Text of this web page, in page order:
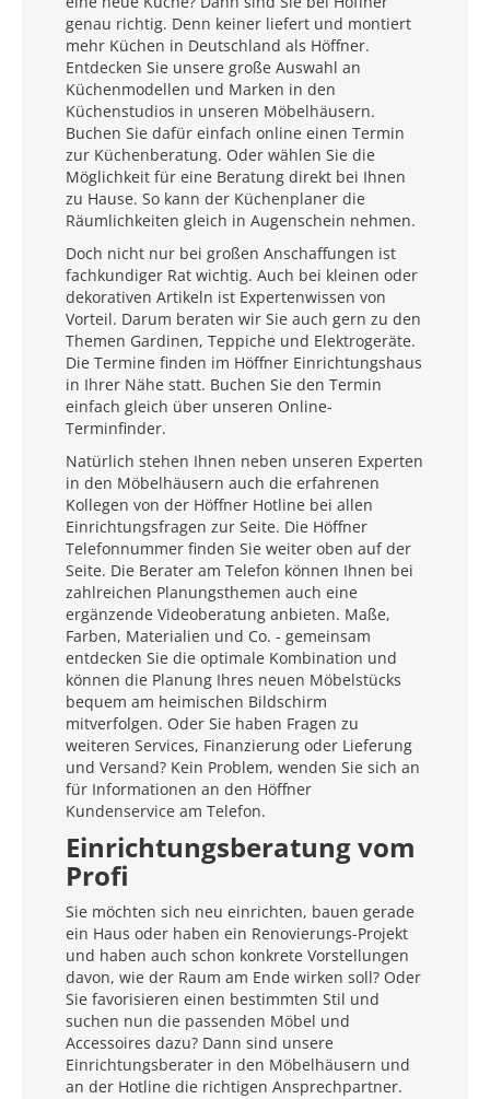
genau richtig. Denn keiner liefert und montiert
mehr Küchen in Deutschland als Höffner.
Entdecken Sie unsere große Auswahl an
Küchenmodellen und Marken in den
Küchenstudios in unseren Möbelhäusern.
Buchen Sie dafür einfach online einen Termin
zur Küchenberatung. Oder wählen Sie die
Möglichkeit für eine Beratung direkt bei Ihnen
zu Hause. So kann der Küchenplaner die
Räumlichkeiten gleich in Augenschein nehmen.
Doch nicht nur bei großen Anschaffungen ist
fachkundiger Rat wichtig. Auch bei kleinen oder
dekorativen Artikeln ist Expertenwissen von
Vorteil. Darum beraten wir Sie auch gern zu den
Themen Gardinen, Teppiche und Elektrogeräte.
Die Termine finden im Höffner Einrichtungshaus
in Ihrer Nähe statt. Buchen Sie den Termin
einfach gleich über unseren Online-
Terminfinder.
Natürlich stehen Ihnen neben unseren Experten
in den Möbelhäusern auch die erfahrenen
Kollegen von der Höffner Hotline bei allen
Einrichtungsfragen zur Seite. Die Höffner
Telefonnummer finden Sie weiter oben auf der
Seite. Die Berater am Telefon können Ihnen bei
zahlreichen Planungsthemen auch eine
ergänzende Videoberatung anbieten. Maße,
Farben, Materialien und Co. - gemeinsam
entdecken Sie die optimale Kombination und
können die Planung Ihres neuen Möbelstücks
bequem am heimischen Bildschirm
mitverfolgen. Oder Sie haben Fragen zu
weiteren Services, Finanzierung oder Lieferung
und Versand? Kein Problem, wenden Sie sich an
für Informationen an den Höffner
Kundenservice am Telefon.
Einrichtungsberatung vom
Profi
Sie möchten sich neu einrichten, bauen gerade
ein Haus oder haben ein Renovierungs-Projekt
und haben auch schon konkrete Vorstellungen
davon, wie der Raum am Ende wirken soll? Oder
Sie favorisieren einen bestimmten Stil und
suchen nun die passenden Möbel und
Accessoires dazu? Dann sind unsere
Einrichtungsberater in den Möbelhäusern und
an der Hotline die richtigen Ansprechpartner.